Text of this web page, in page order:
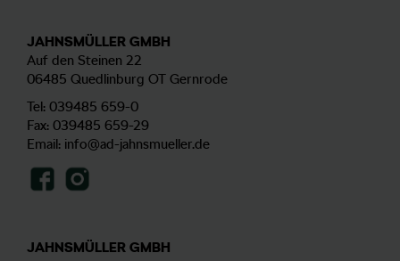
JAHNSMÜLLER GMBH
Auf den Steinen 22
06485 Quedlinburg OT Gernrode
Tel: 039485 659-0
Fax: 039485 659-29
Email: info@ad-jahnsmueller.de
JAHNSMÜLLER GMBH